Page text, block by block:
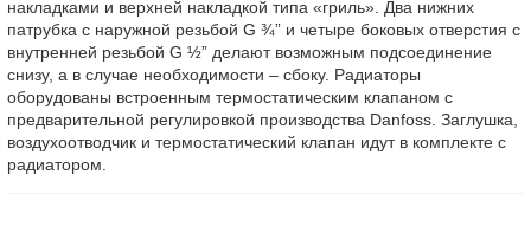
накладками и верхней накладкой типа «гриль». Два нижних
патрубка с наружной резьбой G ¾” и четыре боковых отверстия с
внутренней резьбой G ½” делают возможным подсоединение
снизу, а в случае необходимости – сбоку. Радиаторы
оборудованы встроенным термостатическим клапаном с
предварительной регулировкой производства Danfoss. Заглушка,
воздухоотводчик и термостатический клапан идут в комплекте с
радиатором.